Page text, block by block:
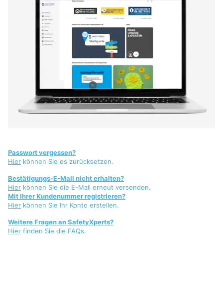
Passwort vergessen?
Hier können Sie es zurücksetzen.
Bestätigungs-E-Mail nicht erhalten?
Hier können Sie die E-Mail erneut versenden.
Mit Ihrer Kundenummer registrieren?
Hier können Sie Ihr Konto erstellen.
Weitere Fragen an SafetyXperts?
Hier finden Sie die FAQs.